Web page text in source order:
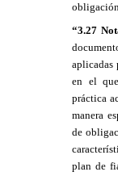
“3.27
aplicadas
en el
práctica
manera
de
plan de